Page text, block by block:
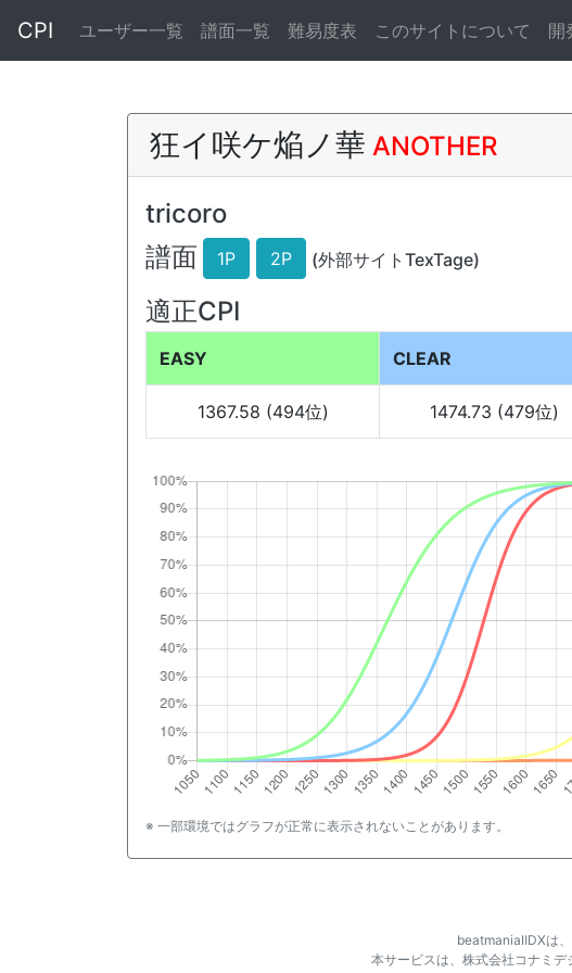
CPI ユーザー一覧 譜面一覧 難易度表 このサイトについて 開
狂イ咲ケ焔ノ華 ANOTHER
tricoro
譜面
1P 2P (外部サイトTexTage)
適正CPI
EASY CLEAR
1367.58 (494位) 1474.73 (479位)
※ 一部環境ではグラフが正常に表示されないことがあります。
beatmaniaⅡDXは
本サービスは、株式会社コナミデ